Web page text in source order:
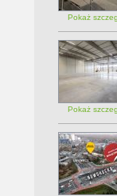
Pokaż
Pokaż